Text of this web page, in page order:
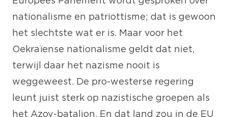
nationalisme en patriottisme; dat is gewoon
het slechtste wat er is. Maar voor het
Oekraïense nationalisme geldt dat niet,
terwijl daar het nazisme nooit is
weggeweest. De pro-westerse regering
leunt juist sterk op nazistische groepen als
het Azov-bataljon. En dat land zou in de EU